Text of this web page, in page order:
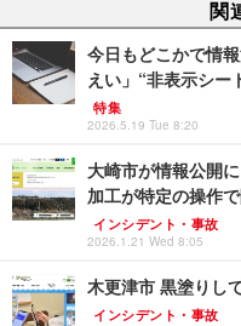
関
今日もどこかで情
えい」“非表示シ
特集
2026.5.19 Tue 8:20
大崎市が情報公開
加工が特定の操作
インシデント・事故
2026.1.21 Wed 8:05
木更津市 黒塗りし
インシデント・事故